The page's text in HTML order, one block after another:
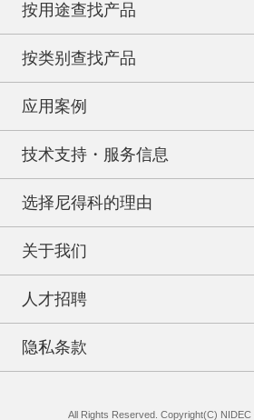
按用途查找产品
按类别查找产品
应用案例
技术支持・服务信息
选择尼得科的理由
关于我们
人才招聘
隐私条款
All Rights Reserved. Copyright(C)